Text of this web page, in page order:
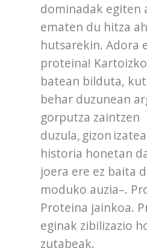
dominadak egiten
ematen du hitza
hutsarekin. Adora
proteina! Kartoizko
batean bilduta,
behar duzunean
gorputza zaintzen
duzula, gizon
historia honetan
joera ere ez baita
moduko auzia–.
Proteina jainkoa.
eginak zibilizazio
zutabeak.